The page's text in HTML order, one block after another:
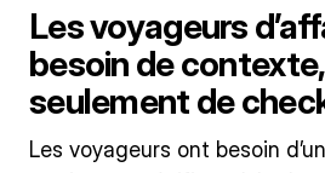
Les voyageurs
besoin de
seulement de
Les voyageurs ont besoin